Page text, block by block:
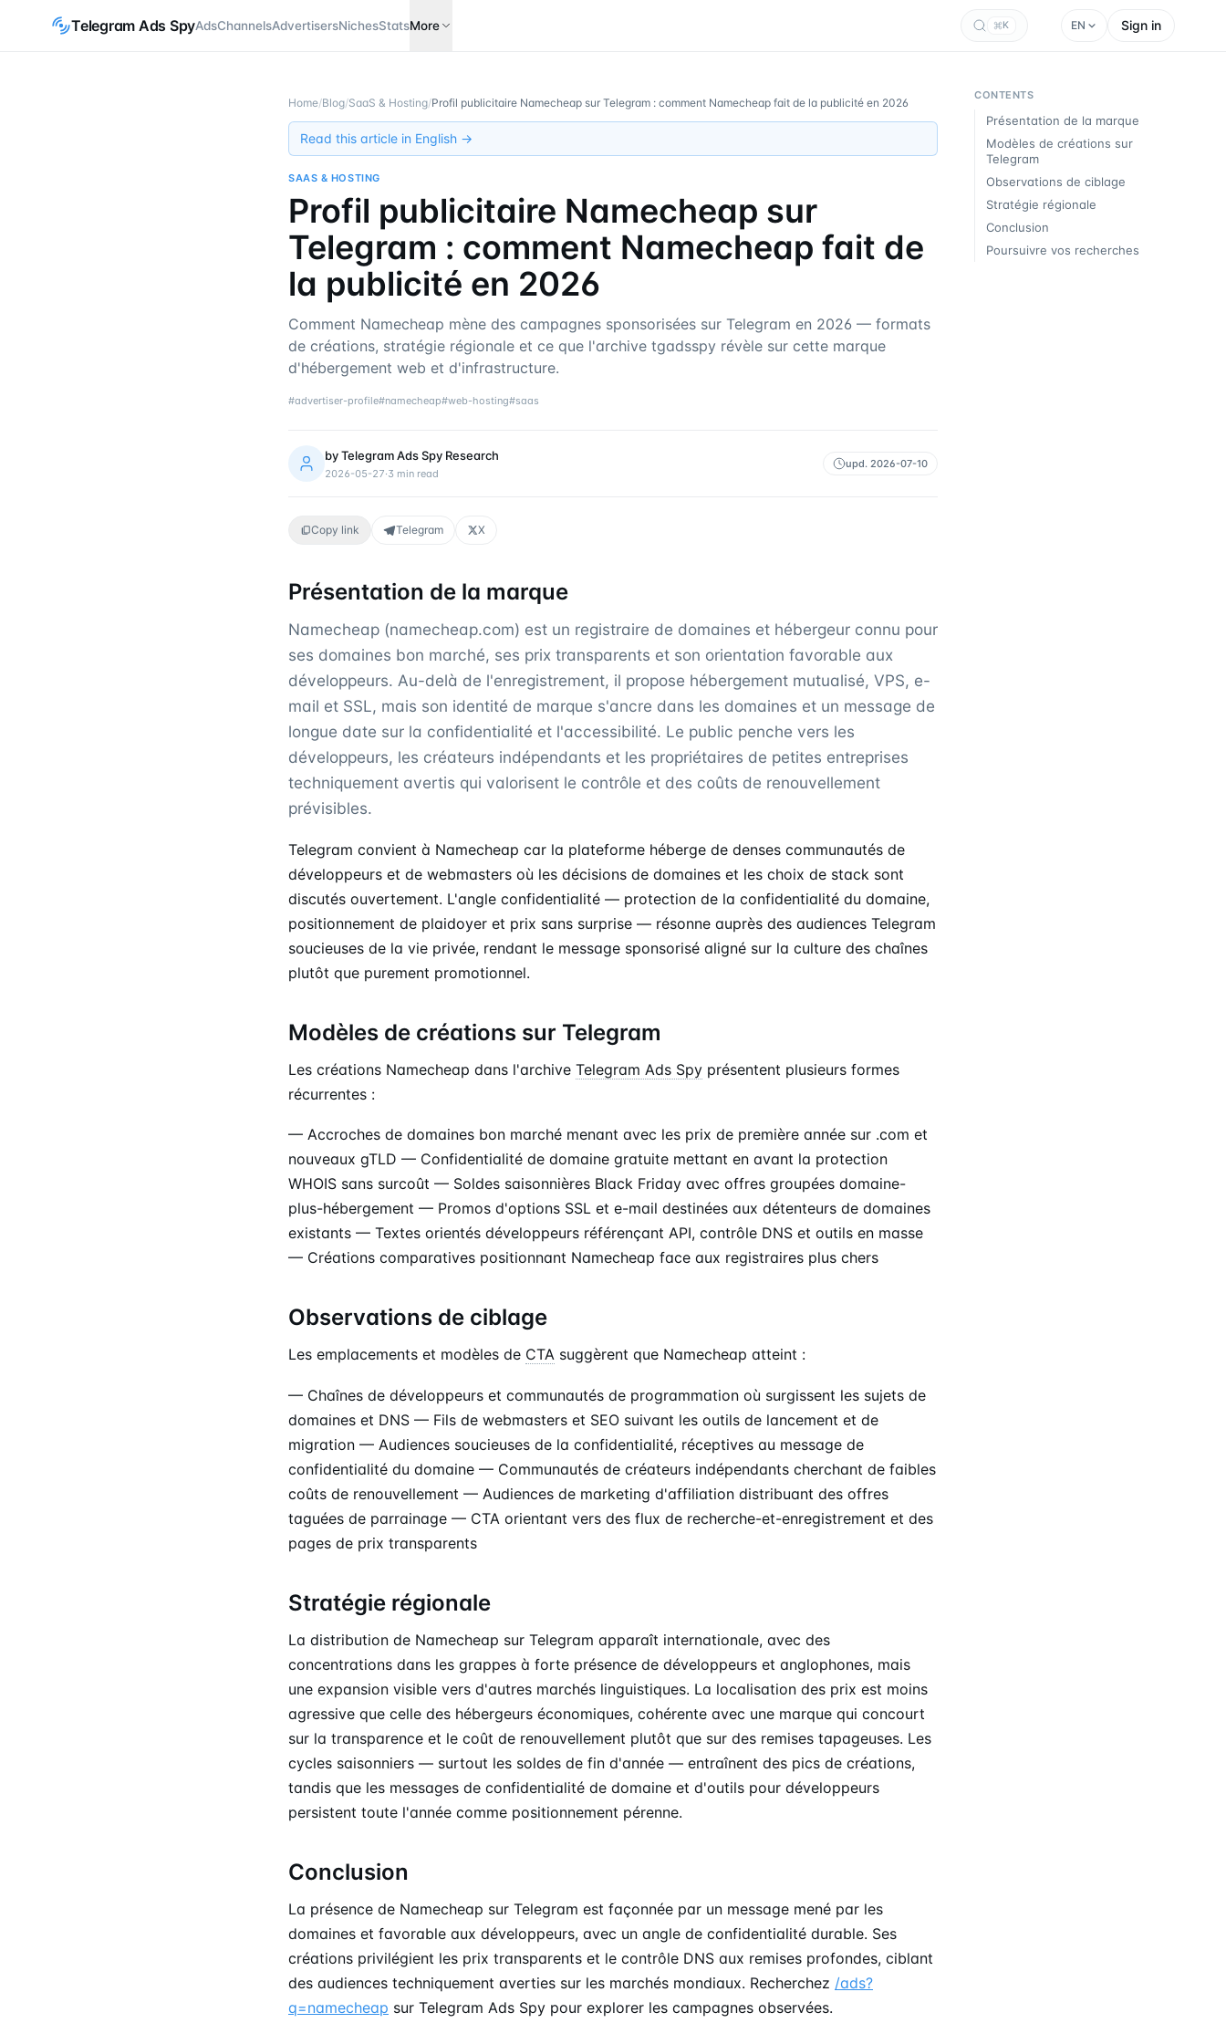
Telegram Ads SpyAdsChannelsAdvertisersNichesStatsMore K EN Sign in
Home/Blog/SaaS & Hosting/Profil publicitaire Namecheap sur Telegram : comment Namecheap fait de la publicité en 2026
Read this article in English →
SAAS & HOSTING
Profil publicitaire Namecheap sur
Telegram : comment Namecheap fait de
la publicité en 2026
Comment Namecheap mène des campagnes sponsorisées sur Telegram en 2026 — formats
de créations, stratégie régionale et ce que l'archive tgadsspy révèle sur cette marque
d'hébergement web et d'infrastructure.
#advertiser-profile#namecheap#web-hosting#saas
byTelegram Ads Spy Research
2026-05-27·3 min read
upd. 2026-07-10
Copy link Telegram X
Présentation de la marque
Namecheap (namecheap.com) est un registraire de domaines et hébergeur connu pour
ses domaines bon marché, ses prix transparents et son orientation favorable aux
développeurs. Au-delà de l'enregistrement, il propose hébergement mutualisé, VPS, e-
mail et SSL, mais son identité de marque s'ancre dans les domaines et un message de
longue date sur la confidentialité et l'accessibilité. Le public penche vers les
développeurs, les créateurs indépendants et les propriétaires de petites entreprises
techniquement avertis qui valorisent le contrôle et des coûts de renouvellement
prévisibles.
Telegram convient à Namecheap car la plateforme héberge de denses communautés de
développeurs et de webmasters où les décisions de domaines et les choix de stack sont
discutés ouvertement. L'angle confidentialité — protection de la confidentialité du domaine,
positionnement de plaidoyer et prix sans surprise — résonne auprès des audiences Telegram
soucieuses de la vie privée, rendant le message sponsorisé aligné sur la culture des chaînes
plutôt que purement promotionnel.
Modèles de créations sur Telegram
Les créations Namecheap dans l'archive Telegram Ads Spy présentent plusieurs formes
récurrentes :
— Accroches de domaines bon marché menant avec les prix de première année sur .com et
nouveaux gTLD — Confidentialité de domaine gratuite mettant en avant la protection
WHOIS sans surcoût — Soldes saisonnières Black Friday avec offres groupées domaine-
plus-hébergement — Promos d'options SSL et e-mail destinées aux détenteurs de domaines
existants — Textes orientés développeurs référençant API, contrôle DNS et outils en masse
— Créations comparatives positionnant Namecheap face aux registraires plus chers
Observations de ciblage
Les emplacements et modèles de CTA suggèrent que Namecheap atteint :
— Chaînes de développeurs et communautés de programmation où surgissent les sujets de
domaines et DNS — Fils de webmasters et SEO suivant les outils de lancement et de
migration — Audiences soucieuses de la confidentialité, réceptives au message de
confidentialité du domaine — Communautés de créateurs indépendants cherchant de faibles
coûts de renouvellement — Audiences de marketing d'affiliation distribuant des offres
taguées de parrainage — CTA orientant vers des flux de recherche-et-enregistrement et des
pages de prix transparents
Stratégie régionale
La distribution de Namecheap sur Telegram apparaît internationale, avec des
concentrations dans les grappes à forte présence de développeurs et anglophones, mais
une expansion visible vers d'autres marchés linguistiques. La localisation des prix est moins
agressive que celle des hébergeurs économiques, cohérente avec une marque qui concourt
sur la transparence et le coût de renouvellement plutôt que sur des remises tapageuses. Les
cycles saisonniers — surtout les soldes de fin d'année — entraînent des pics de créations,
tandis que les messages de confidentialité de domaine et d'outils pour développeurs
persistent toute l'année comme positionnement pérenne.
Conclusion
La présence de Namecheap sur Telegram est façonnée par un message mené par les
domaines et favorable aux développeurs, avec un angle de confidentialité durable. Ses
créations privilégient les prix transparents et le contrôle DNS aux remises profondes, ciblant
des audiences techniquement averties sur les marchés mondiaux. Recherchez /ads?
q=namecheap sur Telegram Ads Spy pour explorer les campagnes observées.
CONTENTS
Présentation de la marque
Modèles de créations sur
Telegram
Observations de ciblage
Stratégie régionale
Conclusion
Poursuivre vos recherches